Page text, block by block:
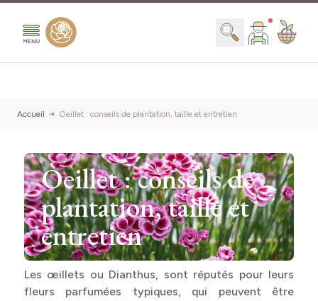
Chercher
Accueil Oeillet : conseils de plantation, taille et entretien
Oeillet : conseils de
plantation, taille et
entretien
Les œillets ou Dianthus, sont réputés pour leurs
fleurs parfumées typiques, qui peuvent être